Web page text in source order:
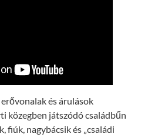
és árulások
közegben játszódó családbűn
fiúk, nagybácsik és „családi